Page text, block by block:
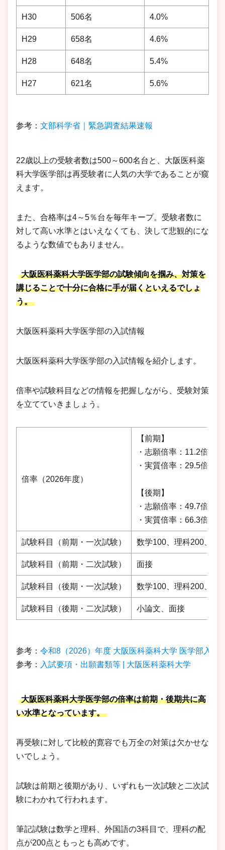
H30 506名 4.0%
H29 658名 4.6%
H28 648名 5.4%
H27 621名 5.6%
参考： 文部科学省｜緊急調査結果速報
22歳以上の受験者数は500～600名台と、大阪医科薬
科大学医学部は再受験者に人気の大学であることが窺
えます。
また、合格率は4～5％台を毎年キープ。受験者数に
対して高い水準とはいえなくても、決して悲観的にな
るような数値でもありません。
大阪医科薬科大学医学部の試験傾向を掴み、対策を
講じることで十分に合格に手が届くといえるでしょ
う。
大阪医科薬科大学医学部の入試情報
大阪医科薬科大学医学部の入試情報を紹介します。
倍率や試験科目などの情報を把握しながら、受験対策
を立てていきましょう。
倍率（2026年度）
【前期】
・志願倍率：11.2倍
・実質倍率：29.5倍
【後期】
・志願倍率：49.7倍
・実質倍率：66.3倍
試験科目（前期・一次試験） 数学100、理科200、外
試験科目（前期・二次試験） 面接
試験科目（後期・一次試験） 数学100、理科200、外
試験科目（後期・二次試験） 小論文、面接
参考： 令和8（2026）年度 大阪医科薬科大学 医学部入学
参考： 入試要項・出願書類等 | 大阪医科薬科大学
大阪医科薬科大学医学部の倍率は前期・後期共に高
い水準となっています。
再受験に対して比較的寛容でも万全の対策は欠かせな
いでしょう。
試験は前期と後期があり、いずれも一次試験と二次試
験にわかれて行われます。
筆記試験は数学と理科、外国語の3科目で、理科の配
点が200点ともっとも高めです。